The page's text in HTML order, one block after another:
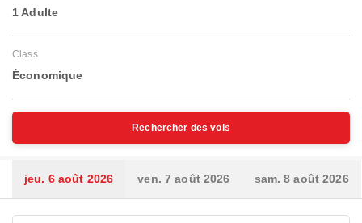
1 Adulte
Class
Économique
Rechercher des vols
jeu. 6 août 2026 ven. 7 août 2026 sam. 8 août 2026